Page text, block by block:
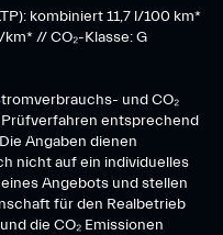
kombiniert 11,7 l/100 km*
// CO₂-Klasse: G
und CO₂
entsprechend
Angaben dienen
nicht auf ein individuelles
Angebots und stellen
für den Realbetrieb
die CO₂ Emissionen